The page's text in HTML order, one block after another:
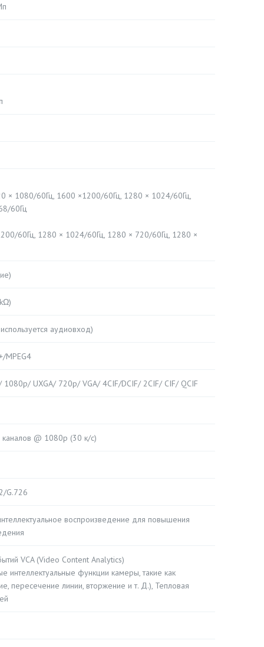
× 1080/60Гц, 1600 ×1200/60Гц, 1280 × 1024/60Гц,
60Гц
60Гц, 1280 × 1024/60Гц, 1280 × 720/60Гц, 1280 ×
аудиовход)
MPEG4
UXGA/ 720p/ VGA/ 4CIF/DCIF/ 2CIF/ CIF/ QCIF
@ 1080p (30 к/с)
G.726
воспроизведение для повышения
VCA (Video Content Analytics)
интеллектуальные функции камеры, такие как
пересечение линии, вторжение и т. Д.), Тепловая